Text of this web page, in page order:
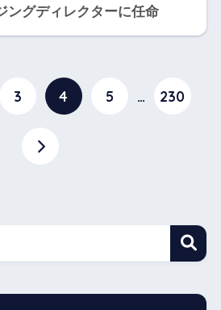
ングディレクターに任命
3 4 5 … 230